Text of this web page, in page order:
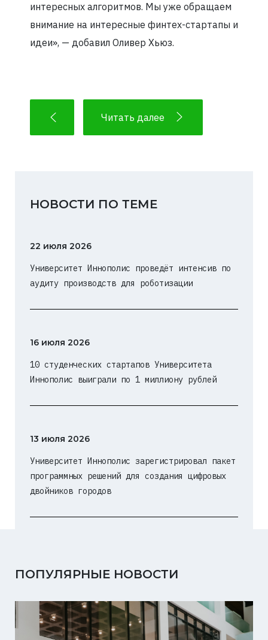
интересных алгоритмов. Мы уже обращаем
внимание на интересные финтех-стартапы и
идеи», — добавил Оливер Хьюз.
Читать далее
НОВОСТИ ПО ТЕМЕ
22 июля 2026
Университет Иннополис проведёт интенсив по
аудиту производств для роботизации
16 июля 2026
10 студенческих стартапов Университета
Иннополис выиграли по 1 миллиону рублей
13 июля 2026
Университет Иннополис зарегистрировал пакет
программных решений для создания цифровых
двойников городов
ПОПУЛЯРНЫЕ НОВОСТИ